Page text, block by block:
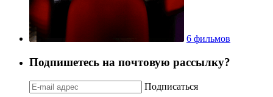
6 фильмов
Подпишетесь на почтовую рассылку?
Подписаться